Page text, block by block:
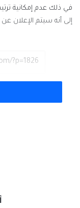
في ذلك عدم إمكانية
إلى أنه سيتم الإعلان